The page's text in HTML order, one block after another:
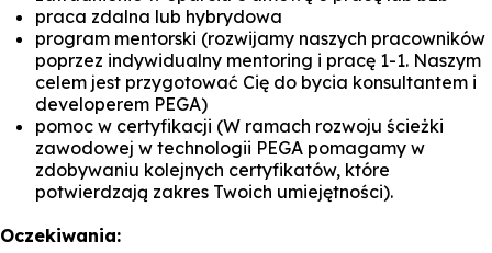
praca zdalna lub hybrydowa
program mentorski (rozwijamy naszych pracowników
poprzez indywidualny mentoring i pracę 1-1. Naszym
celem jest przygotować Cię do bycia konsultantem i
developerem PEGA)
pomoc w certyfikacji (W ramach rozwoju ścieżki
zawodowej w technologii PEGA pomagamy w
zdobywaniu kolejnych certyfikatów, które
potwierdzają zakres Twoich umiejętności).
Oczekiwania: